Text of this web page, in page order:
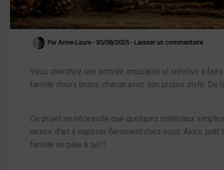
Par Anne-Laure- 30/08/2025- Laisser un commentaire
Vous cherchez une activité amusante et créative à
famille d’ours bruns, chacun avec son propre style. De
Ce projet ne nécessite que quelques matériaux
œuvre d’art à exposer fièrement chez vous. Alors,
famille en pâte à sel !